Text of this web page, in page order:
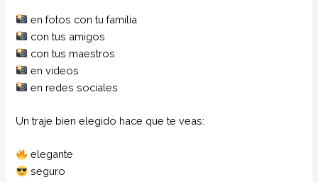
en fotos con tu familia
con tus amigos
con tus maestros
en videos
en redes sociales
Un traje bien elegido hace que te veas:
elegante
seguro